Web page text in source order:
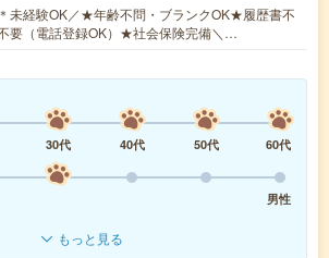
未経験OK／★年齢不問・ブランクOK★履歴書不
要（電話登録OK）★社会保険完備＼…
30代 40代 50代
60代
男性
もっと見る